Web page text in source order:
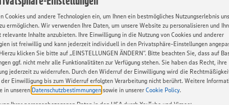
Cookies und andere Technologien ein, um Ihnen ein bestmögliches Nutzungserlebnis
ermöglichen. Wir verwenden Ihre Daten, um unsere Website zu personalisieren und
relevante Inhalte anzubieten. Ihre Einwilligung in die Nutzung von Cookies und anderer
ist freiwillig und kann jederzeit individuell in den Privatsphäre-Einstellungen
klicken Sie bitte auf „EINSTELLUNGEN ÄNDERN”. Bitte beachten Sie, dass auf
ggf. nicht mehr alle Funktionalitäten zur Verfügung stehen. Sie haben das Recht, ihre
jederzeit zu widerrufen. Durch den Widerruf der Einwilligung wird die
Einwilligung bis zum Widerruf erfolgten Verarbeitung nicht berührt. Weitere
in unseren Datenschutzbestimmungen sowie in unserer Cookie Policy.